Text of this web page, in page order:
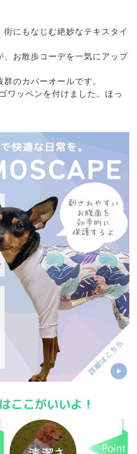
にもなじむ絶妙なテキスタイ
、お散歩コーデを一気にアップ
のカバーオールです。
ワッペンを付けました。ほっ